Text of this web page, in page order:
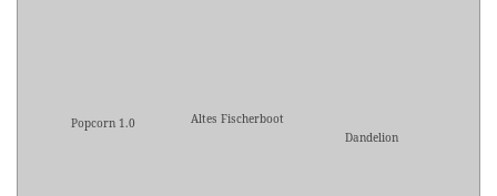
Popcorn 1.0
Altes Fischerboot
Dandelion